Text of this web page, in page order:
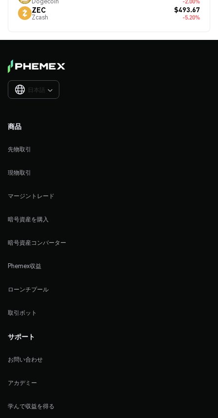
ZEC
Zcash
$493.67
-5.20%
日本語 
商品
先物取引
現物取引
マージントレード
暗号資産を購入
暗号資産コンバーター
Phemex収益
ローンチプール
取引ボット
サポート
お問い合わせ
アカデミー
学んで収益を得る